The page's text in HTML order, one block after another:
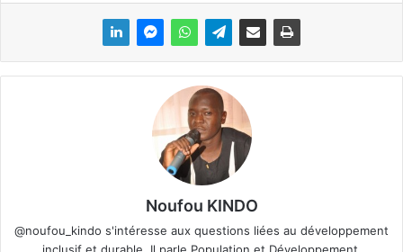
Noufou KINDO
@noufou_kindo s'intéresse aux questions liées au développement
inclusif et durable. Il parle Population et Développement.